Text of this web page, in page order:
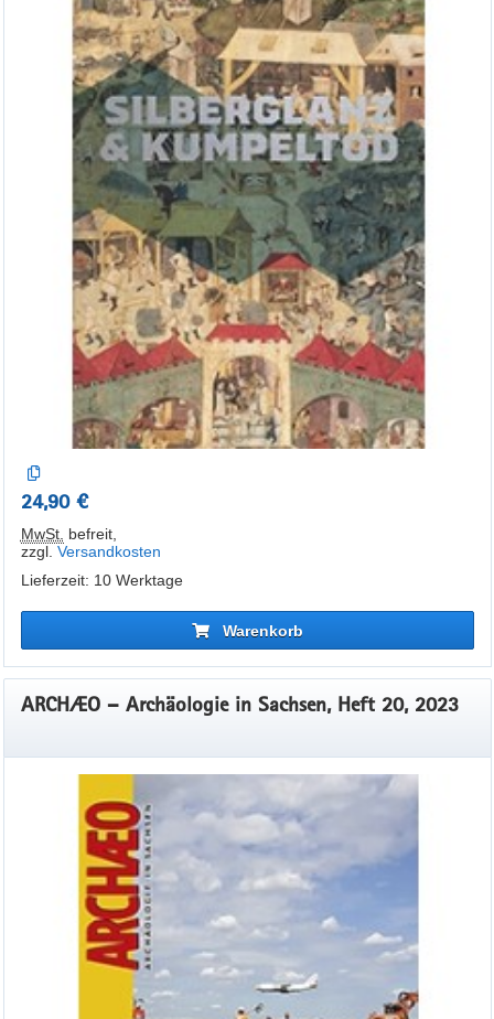
24,90 €
MwSt. befreit,
zzgl. Versandkosten
Lieferzeit: 10 Werktage
Warenkorb
ARCHÆO – Archäologie in Sachsen, Heft 20, 2023